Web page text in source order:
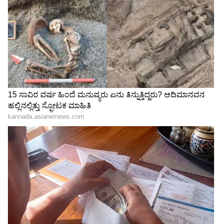
ಅದನ್ನು ಖರೀದಿಸಬಾರದು, ಉಡುಗೊರೆಯಾಗಿ ನೀಡಿದರೆ
ಉತ್ತಮ. ಲಾಫಿಂಗ್ ಬುದ್ಧನನ್ನು ನಿಮಗಾಗಿ ಖರೀದಿಸುವುದು
ಅಥವಾ ಉಡುಗೊರೆಯಾಗಿ ಸ್ವೀಕರಿಸುವುದು ಯಾವುದೇ
ರೀತಿಯಲ್ಲಿ ಮಂಗಳಕರವಾಗಿದೆ, ನೀವು ಅದನ್ನು
ಖರೀದಿಸಿದರೂ ಅಥವಾ ಯಾರಾದರೂ ಅದನ್ನು ನಿಮಗೆ
ಉಡುಗೊರೆಯಾಗಿ ನೀಡಲಿ. ಯಾರಾದರೂ ನಿಮಗೆ ಲಾಫಿಂಗ್
ಬುದ್ಧನನ್ನು ಉಡುಗೊರೆಯಾಗಿ ನೀಡಿದರೆ, ಇನ್ನೊಬ್ಬ ವ್ಯಕ್ತಿ
ನಿಮ್ಮ ಜೀವನದಲ್ಲಿ ಸಂತೋಷವನ್ನು ನೀಡುತ್ತಿದ್ದಾರೆ ಎಂದರ್ಥ.